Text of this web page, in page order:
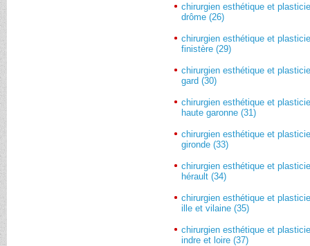
chirurgien esthétique et
drôme (26)
chirurgien esthétique et
finistère (29)
chirurgien esthétique et
gard (30)
chirurgien esthétique et
haute garonne (31)
chirurgien esthétique et
gironde (33)
chirurgien esthétique et
hérault (34)
chirurgien esthétique et
ille et vilaine (35)
chirurgien esthétique et
indre et loire (37)